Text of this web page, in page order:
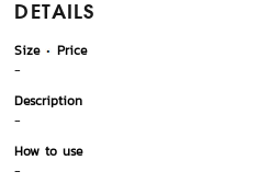
DETAILS
Size
Price
-
Description
-
How to use
-